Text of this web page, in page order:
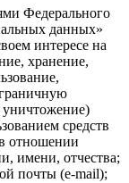
Федерального
данных»
интересе на
хранение,
уничтожение)
средств
отношении
имени, отчества;
почты (e-mail);